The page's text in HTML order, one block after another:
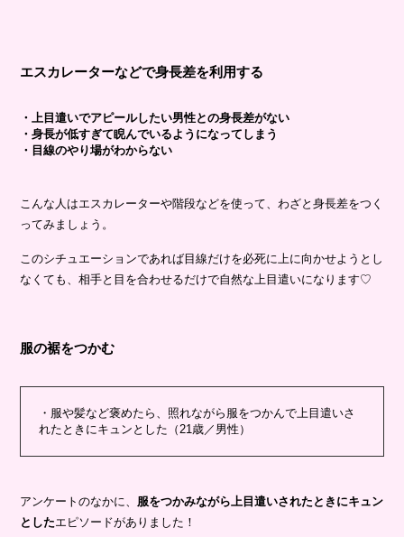
エスカレーターなどで身長差を利用する
・上目遣いでアピールしたい男性との身長差がない
・身長が低すぎて睨んでいるようになってしまう
・目線のやり場がわからない
こんな人はエスカレーターや階段などを使って、わざと身長差をつく
ってみましょう。
このシチュエーションであれば目線だけを必死に上に向かせようとし
なくても、相手と目を合わせるだけで自然な上目遣いになります♡
服の裾をつかむ
・服や髪など褒めたら、照れながら服をつかんで上目遣いさ
れたときにキュンとした（21歳／男性）
アンケートのなかに、 服をつかみながら上目遣いされたときにキュン
としたエピソードがありました！